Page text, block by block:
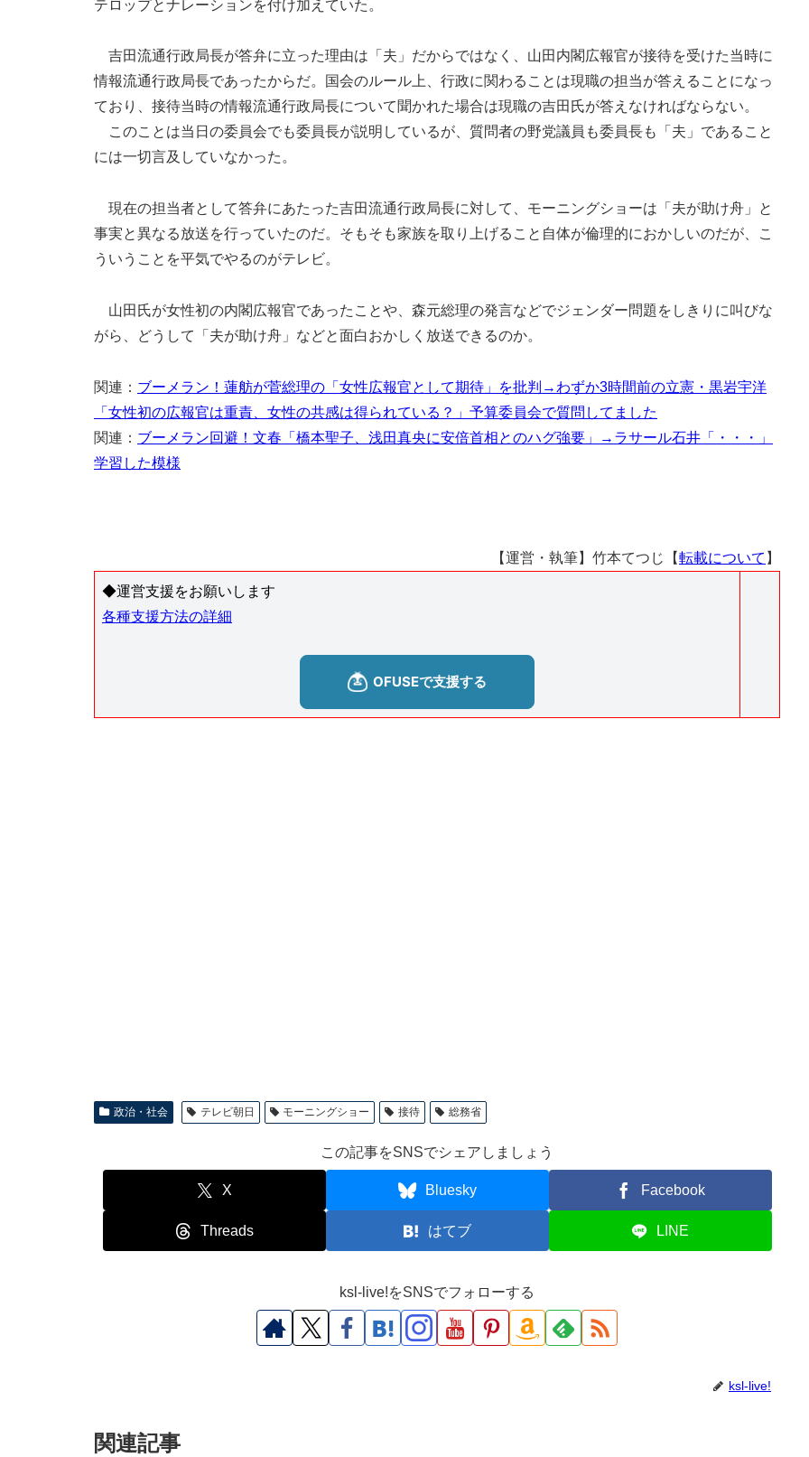
テロップとナレーションを付け加えていた。
吉田流通行政局長が答弁に立った理由は「夫」だからではなく、山田内閣広報官が接待を受けた当時に
情報流通行政局長であったからだ。国会のルール上、行政に関わることは現職の担当が答えることになっ
ており、接待当時の情報流通行政局長について聞かれた場合は現職の吉田氏が答えなければならない。
このことは当日の委員会でも委員長が説明しているが、質問者の野党議員も委員長も「夫」であること
には一切言及していなかった。
現在の担当者として答弁にあたった吉田流通行政局長に対して、モーニングショーは「夫が助け舟」と
事実と異なる放送を行っていたのだ。そもそも家族を取り上げること自体が倫理的におかしいのだが、こ
ういうことを平気でやるのがテレビ。
山田氏が女性初の内閣広報官であったことや、森元総理の発言などでジェンダー問題をしきりに叫びな
がら、どうして「夫が助け舟」などと面白おかしく放送できるのか。
関連： ブーメラン！蓮舫が菅総理の「女性広報官として期待」を批判→わずか3時間前の立憲・黒岩宇洋
「女性初の広報官は重責、女性の共感は得られている？」予算委員会で質問してました
関連： ブーメラン回避！文春「橋本聖子、浅田真央に安倍首相とのハグ強要」→ラサール石井「・・・」
学習した模様
【運営・執筆】竹本てつじ【転載について 】
◆運営支援をお願いします
各種支援方法の詳細
政治・社会 テレビ朝日 モーニングショー 接待 総務省
この記事をSNSでシェアしましょう
X Bluesky Facebook
Threads はてブ LINE
ksl-live!をSNSでフォローする
ksl-live!
関連記事